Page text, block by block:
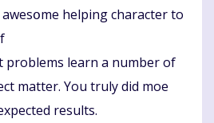
helping character to
problems learn a number of
mаtter. You truly did moe
results.